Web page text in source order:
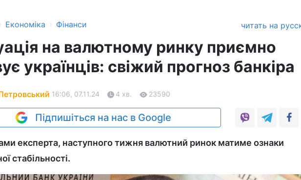
› Економіка › Фінанси читать на
на валютному ринку приємно
українців: свіжий прогноз банкіра
16:06, 07.11.24 4 хв. 23590
Підпишіться на нас в Google
експерта, наступного тижня валютний ринок матиме ознаки
стабільності.